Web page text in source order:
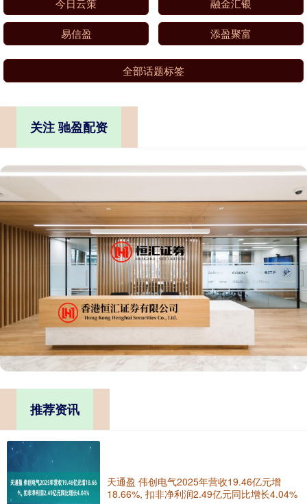
今日云策 融金汇银
易信盈 添盈聚富
全部话题标签
关注 驰盈配资
推荐资讯
天通盈 伟创电气2025年营收19.46亿元增
18.66%, 扣非净利润2.49亿元同比增长4.04%